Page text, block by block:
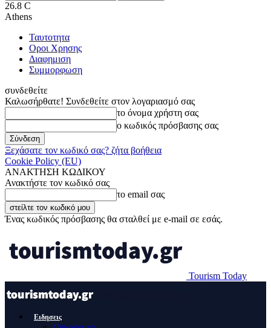
26.8 C
Athens
Ταυτοτητα
Οροι Χρησης
Διαφημιση
Συμμορφωση
συνδεθείτε
Καλωσήρθατε! Συνδεθείτε στον λογαριασμό σας
το όνομα χρήστη σας
ο κωδικός πρόσβασης σας
Ξεχάσατε τον κωδικό σας? ζήτα βοήθεια
Cookie Policy (EU)
ΑΝΑΚΤΗΣΗ ΚΩΔΙΚΟΥ
Ανακτήστε τον κωδικό σας
το email σας
Ένας κωδικός πρόσβασης θα σταλθεί με e-mail σε εσάς.
Tourism Today
Ειδησεις